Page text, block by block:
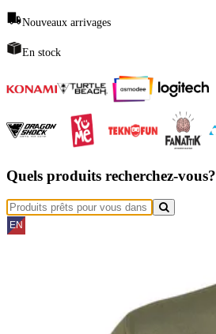
Nouveaux arrivages
En stock
Quels produits recherchez-vous?